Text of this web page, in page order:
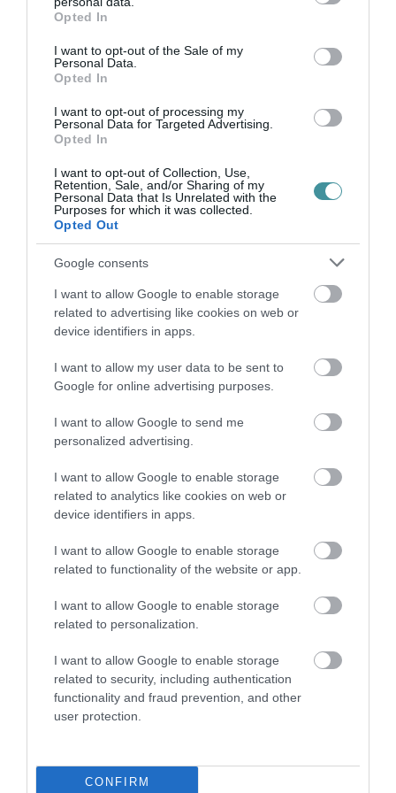
grant or deny consent to Google and its third-party tags to
use your data for below specified purposes in below Google
consent section.
Opted In
I want to opt-out of the Sale of my
Personal Data.
Opted In
I want to opt-out of processing my
Personal Data for Targeted Advertising.
Opted In
I want to opt-out of Collection, Use,
Retention, Sale, and/or Sharing of my
Personal Data that Is Unrelated with the
Purposes for which it was collected.
Opted Out
Google consents
I want to allow Google to enable storage
related to advertising like cookies on web or
device identifiers in apps.
I want to allow my user data to be sent to
Google for online advertising purposes.
I want to allow Google to send me
personalized advertising.
I want to allow Google to enable storage
related to analytics like cookies on web or
device identifiers in apps.
I want to allow Google to enable storage
related to functionality of the website or app.
I want to allow Google to enable storage
related to personalization.
I want to allow Google to enable storage
related to security, including authentication
functionality and fraud prevention, and other
user protection.
CONFIRM
2026. augusztus 05 Programok
Mindenki ügye
SIOR: RAJZOK HAZA 98.
2026. augusztus 05|Vélemény
ÉJSZAKAI PERMETEZÉS KEZDŐDIK
EGERBEN A VADGESZTENYE- ÉS P...
ELLÁTÁSA, A TAKARÉKOSSÁ...
2026. augusztus 05|Mindenki ügye
BIZONYÍTÉKOKAT, BELSŐ DOK...
2026. augusztus 05